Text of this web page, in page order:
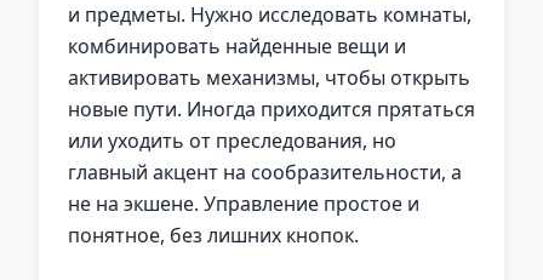
и предметы. Нужно исследовать комнаты,
комбинировать найденные вещи и
активировать механизмы, чтобы открыть
новые пути. Иногда приходится прятаться
или уходить от преследования, но
главный акцент на сообразительности, а
не на экшене. Управление простое и
понятное, без лишних кнопок.